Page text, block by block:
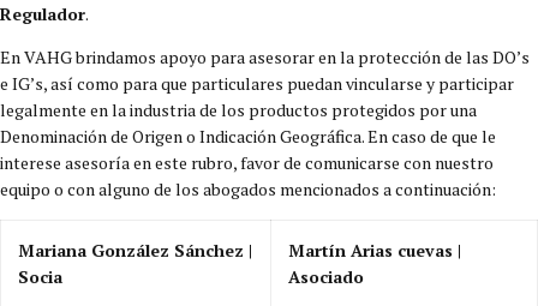
Regulador.
En VAHG brindamos apoyo para asesorar en la protección de las DO’s
e IG’s, así como para que particulares puedan vincularse y participar
legalmente en la industria de los productos protegidos por una
Denominación de Origen o Indicación Geográfica. En caso de que le
interese asesoría en este rubro, favor de comunicarse con nuestro
equipo o con alguno de los abogados mencionados a continuación:
Mariana González Sánchez |
Socia
Martín Arias cuevas |
Asociado